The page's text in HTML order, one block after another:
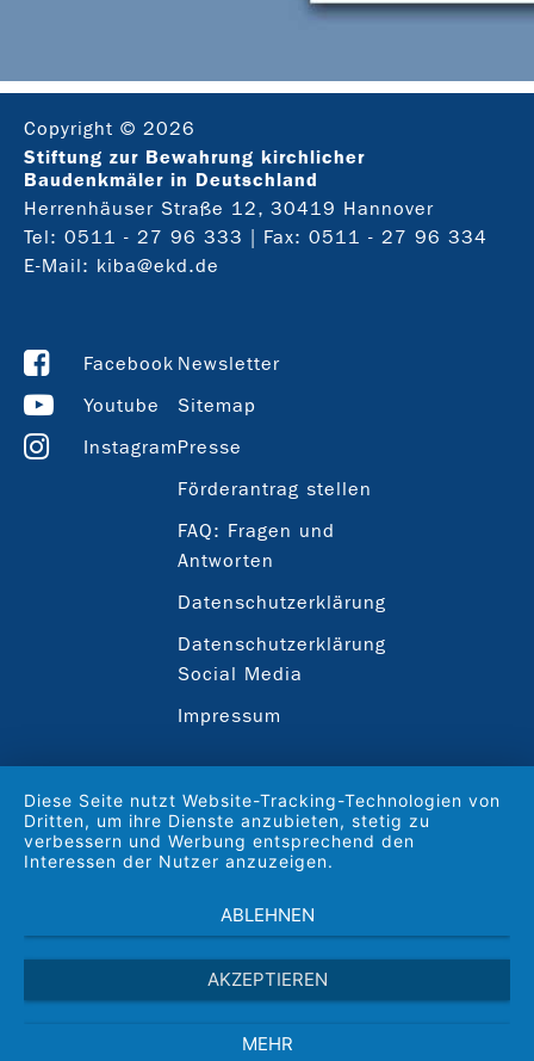
Copyright © 2026
Stiftung zur Bewahrung kirchlicher
Baudenkmäler in Deutschland
Herrenhäuser Straße 12, 30419 Hannover
Tel: 0511 - 27 96 333
| Fax: 0511 - 27 96 334
E-Mail: kiba@ekd.de
Facebook
Youtube
Instagram
Newsletter
Sitemap
Presse
Förderantrag stellen
FAQ: Fragen und
Antworten
Datenschutzerklärung
Datenschutzerklärung
Social Media
Impressum
Diese Seite nutzt Website-Tracking-Technologien von
Dritten, um ihre Dienste anzubieten, stetig zu
verbessern und Werbung entsprechend den
Interessen der Nutzer anzuzeigen.
ABLEHNEN
AKZEPTIEREN
MEHR